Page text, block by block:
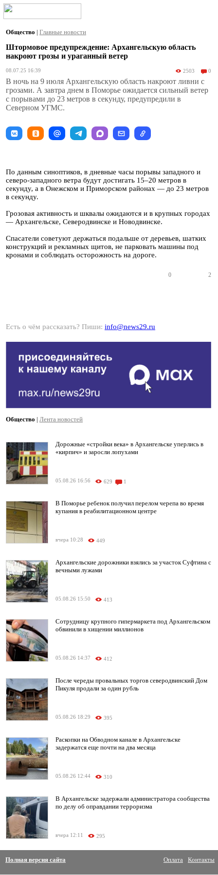
Общество | Главные новости
Штормовое предупреждение: Архангельскую область
накроют грозы и ураганный ветер
08.07.25 16:39 2503 0
В ночь на 9 июля Архангельскую область накроют ливни с
грозами. А завтра днем в Поморье ожидается сильный ветер
с порывами до 23 метров в секунду, предупредили в
Северном УГМС.
По данным синоптиков, в дневные часы порывы западного и
северо-западного ветра будут достигать 15–20 метров в
секунду, а в Онежском и Приморском районах — до 23 метров
в секунду.
Грозовая активность и шквалы ожидаются и в крупных городах
— Архангельске, Северодвинске и Новодвинске.
Спасатели советуют держаться подальше от деревьев, шатких
конструкций и рекламных щитов, не парковать машины под
кронами и соблюдать осторожность на дороге.
0 2
Есть о чём рассказать? Пиши: info@news29.ru
Общество | Лента новостей
Дорожные «стройки века» в Архангельске уперлись в
«кирпич» и заросли лопухами
05.08.26 16:56 629 1
В Поморье ребенок получил перелом черепа во время
купания в реабилитационном центре
вчера 10:28 449
Архангельские дорожники взялись за участок Суфтина с
вечными лужами
05.08.26 15:50 413
Сотрудницу крупного гипермаркета под Архангельском
обвинили в хищении миллионов
05.08.26 14:37 412
После череды провальных торгов северодвинский Дом
Пикуля продали за один рубль
05.08.26 18:29 395
Раскопки на Обводном канале в Архангельске
задержатся еще почти на два месяца
05.08.26 12:44 310
В Архангельске задержали администратора сообщества
по делу об оправдании терроризма
вчера 12:11 295
Полная версия сайта Оплата Контакты